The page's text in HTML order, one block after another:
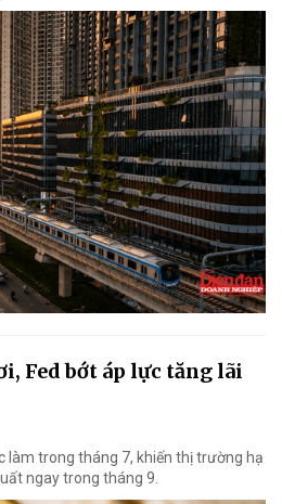
Fed bớt áp lực tăng lãi
làm trong tháng 7, khiến thị trường hạ
ngay trong tháng 9.